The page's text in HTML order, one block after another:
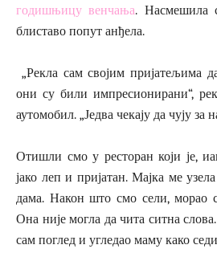
годишњицу венчања. Насмешила
блиставо попут анђела.
„Рекла сам својим пријатељима
они су били импресионирани“,
аутомобил. „Једва чекају да чују за
Отишли ​​смо у ресторан који је,
јако леп и пријатан. Мајка ме
дама. Након што смо сели, морао
Она није могла да чита ситна
сам поглед и угледао маму како